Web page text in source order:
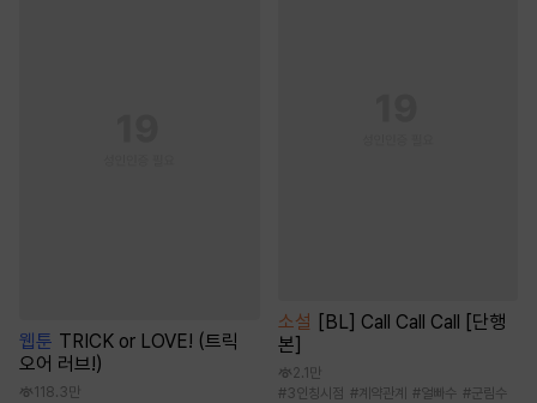
웹툰 TRICK or LOVE! (트릭
오어 러브!)
118.3만
소설 [BL] Call Call Call [단행
본]
2.1만
#3인칭시점 #계약관계 #얼빠수 #군림수